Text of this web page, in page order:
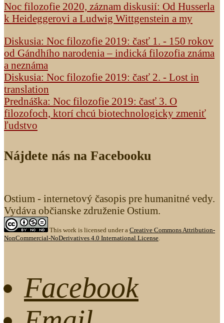
Noc filozofie 2020, záznam diskusií: Od Husserla
k Heideggerovi a Ludwig Wittgenstein a my
Diskusia: Noc filozofie 2019: časť 1. - 150 rokov
od Gándhího narodenia – indická filozofia známa
a neznáma
Diskusia: Noc filozofie 2019: časť 2. - Lost in
translation
Prednáška: Noc filozofie 2019: časť 3. O
filozofoch, ktorí chcú biotechnologicky zmeniť
ľudstvo
Nájdete nás na Facebooku
Ostium - internetový časopis pre humanitné vedy.
Vydáva občianske združenie Ostium.
This work is licensed under a Creative Commons Attribution-
NonCommercial-NoDerivatives 4.0 International License.
Facebook